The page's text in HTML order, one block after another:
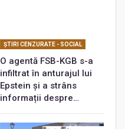
ŞTIRI CENZURATE - SOCIAL
O agentă FSB-KGB s-a
infiltrat în anturajul lui
Epstein și a strâns
informații despre…